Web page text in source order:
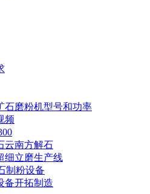
石磨粉机型号和功率
频
云南方解石
细立磨生产线
制粉设备
备开拓制造